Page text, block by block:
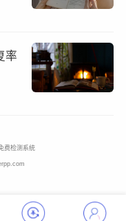
率
费检测系统